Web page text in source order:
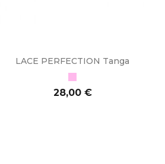
LACE PERFECTION Tanga
Preço
28,00 €